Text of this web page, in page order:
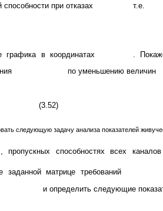
при отказах т.е.
графика в координатах
.
по уменьшению величин
следующую задачу анализа показателей
пропускных способностях всех
заданной матрице требований
и определить следующие